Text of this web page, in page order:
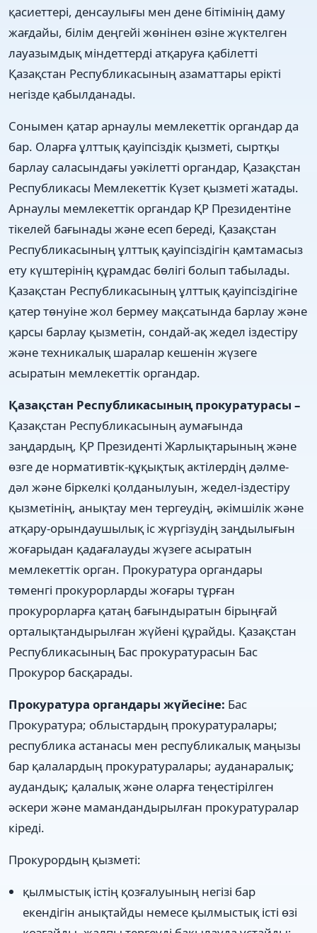
қасиеттері, денсаулығы мен дене бітімінің даму
жағдайы, білім деңгейі жөнінен өзіне жүктелген
лауазымдық міндеттерді атқаруға қабілетті
Қазақстан Республикасының азаматтары ерікті
негізде қабылданады.
Сонымен қатар арнаулы мемлекеттік органдар да
бар. Оларға ұлттық қауіпсіздік қызметі, сыртқы
барлау саласындағы уәкілетті органдар, Қазақстан
Республикасы Мемлекеттік Күзет қызметі жатады.
Арнаулы мемлекеттік органдар ҚР Президентіне
тікелей бағынады және есеп береді, Қазақстан
Республикасының ұлттық қауіпсіздігін қамтамасыз
ету күштерінің құрамдас бөлігі болып табылады.
Қазақстан Республикасының ұлттық қауіпсіздігіне
қатер төнуіне жол бермеу мақсатында барлау және
қарсы барлау қызметін, сондай-ақ жедел іздестіру
және техникалық шаралар кешенін жүзеге
асыратын мемлекеттік органдар.
Қазақстан Республикасының прокуратурасы –
Қазақстан Республикасының аумағында
заңдардың, ҚР Президенті Жарлықтарының және
өзге де нормативтік-құқықтық актілердің дәлме-
дәл және біркелкі қолданылуын, жедел-іздестіру
қызметінің, анықтау мен тергеудің, әкімшілік және
атқару-орындаушылық іс жүргізудің заңдылығын
жоғарыдан қадағалауды жүзеге асыратын
мемлекеттік орган. Прокуратура органдары
төменгі прокурорларды жоғары тұрған
прокурорларға қатаң бағындыратын бірыңғай
орталықтандырылған жүйені құрайды. Қазақстан
Республикасының Бас прокуратурасын Бас
Прокурор басқарады.
Прокуратура органдары жүйесіне: Бас
Прокуратура; облыстардың прокуратуралары;
республика астанасы мен республикалық маңызы
бар қалалардың прокуратуралары; ауданаралық;
аудандық; қалалық және оларға теңестірілген
әскери және мамандандырылған прокуратуралар
кіреді.
Прокурордың қызметі:
қылмыстық істің қозғалуының негізі бар
екендігін анықтайды немесе қылмыстық істі өзі